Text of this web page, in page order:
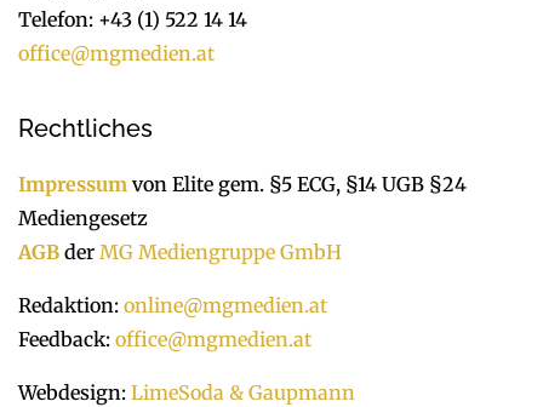
Telefon: +43 (1) 522 14 14
office@mgmedien.at
Rechtliches
Impressum von Elite gem. §5 ECG, §14 UGB §24
Mediengesetz
AGB der MG Mediengruppe GmbH
Redaktion: online@mgmedien.at
Feedback: office@mgmedien.at
Webdesign: LimeSoda & Gaupmann